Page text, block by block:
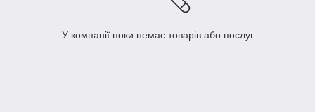
У компанії поки немає товарів або послуг